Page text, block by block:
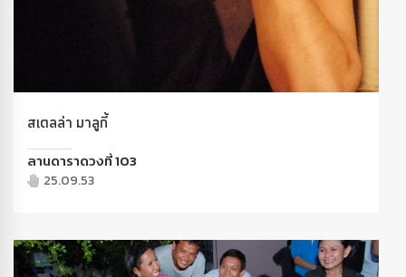
สเตลล่า มาลูกี้
ลานดาราดวงที่ 103
25.09.53